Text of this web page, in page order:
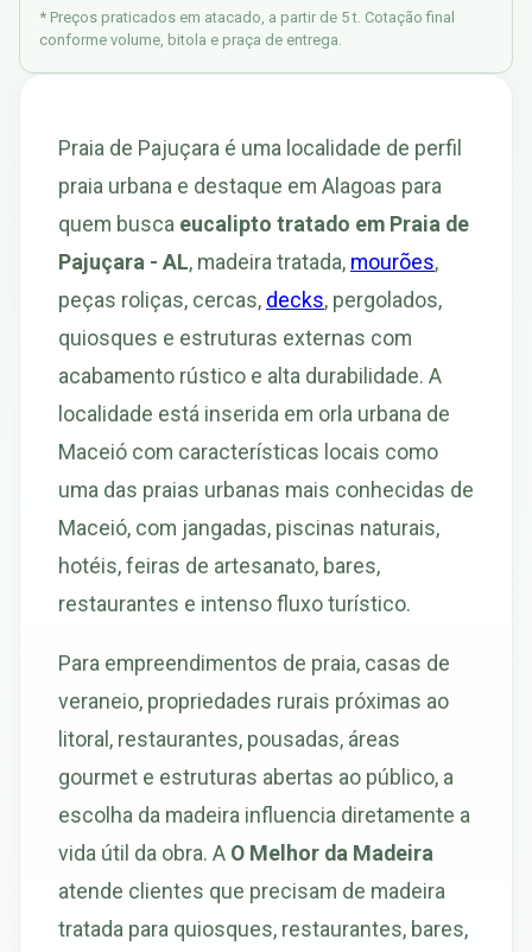
* Preços praticados em atacado, a partir de 5 t. Cotação final
conforme volume, bitola e praça de entrega.
Praia de Pajuçara é uma localidade de perfil
praia urbana e destaque em Alagoas para
quem busca eucalipto tratado em Praia de
Pajuçara - AL, madeira tratada, mourões,
peças roliças, cercas, decks, pergolados,
quiosques e estruturas externas com
acabamento rústico e alta durabilidade. A
localidade está inserida em orla urbana de
Maceió com características locais como
uma das praias urbanas mais conhecidas de
Maceió, com jangadas, piscinas naturais,
hotéis, feiras de artesanato, bares,
restaurantes e intenso fluxo turístico.
Para empreendimentos de praia, casas de
veraneio, propriedades rurais próximas ao
litoral, restaurantes, pousadas, áreas
gourmet e estruturas abertas ao público, a
escolha da madeira influencia diretamente a
vida útil da obra. A O Melhor da Madeira
atende clientes que precisam de madeira
tratada para quiosques, restaurantes, bares,